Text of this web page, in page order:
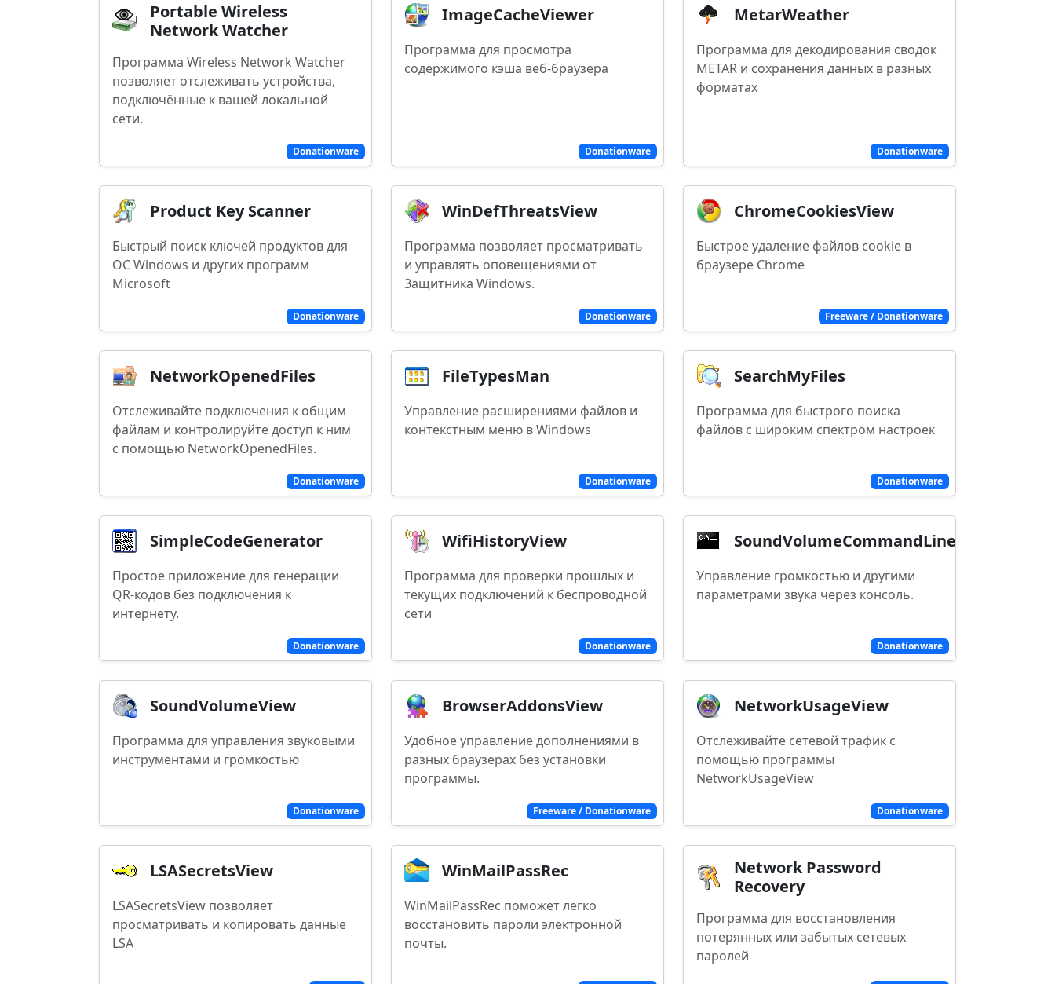
Donationware
Portable Wireless
Network Watcher
Программа Wireless Network Watcher
позволяет отслеживать устройства,
подключённые к вашей локальной
сети.
Donationware
ImageCacheViewer
Программа для просмотра
содержимого кэша веб-браузера
Donationware
MetarWeather
Программа для декодирования сводок
METAR и сохранения данных в разных
форматах
Donationware
Product Key Scanner
Быстрый поиск ключей продуктов для
ОС Windows и других программ
Microsoft
Donationware
WinDefThreatsView
Программа позволяет просматривать
и управлять оповещениями от
Защитника Windows.
Freeware / Donationware
ChromeCookiesView
Быстрое удаление файлов cookie в
браузере Chrome
Donationware
NetworkOpenedFiles
Отслеживайте подключения к общим
файлам и контролируйте доступ к ним
с помощью NetworkOpenedFiles.
Donationware
FileTypesMan
Управление расширениями файлов и
контекстным меню в Windows
Donationware
SearchMyFiles
Программа для быстрого поиска
файлов с широким спектром настроек
Donationware
SimpleCodeGenerator
Простое приложение для генерации
QR-кодов без подключения к
интернету.
Donationware
WifiHistoryView
Программа для проверки прошлых и
текущих подключений к беспроводной
сети
Donationware
SoundVolumeCommandLine
Управление громкостью и другими
параметрами звука через консоль.
Donationware
SoundVolumeView
Программа для управления звуковыми
инструментами и громкостью
Freeware / Donationware
BrowserAddonsView
Удобное управление дополнениями в
разных браузерах без установки
программы.
Donationware
NetworkUsageView
Отслеживайте сетевой трафик с
помощью программы
NetworkUsageView
LSASecretsView
LSASecretsView позволяет
просматривать и копировать данные
LSA
WinMailPassRec
WinMailPassRec поможет легко
восстановить пароли электронной
почты.
Network Password
Recovery
Программа для восстановления
потерянных или забытых сетевых
паролей